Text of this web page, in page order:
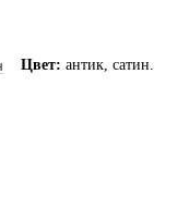
Цвет: антик, сатин.